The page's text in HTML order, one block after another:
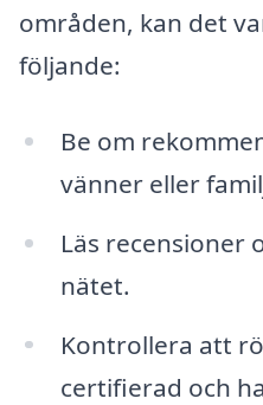
områden, kan det
följande:
Be om
vänner eller
Läs recensioner
nätet.
Kontrollera att
certifierad och